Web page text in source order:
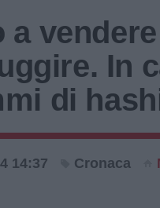
a
In
di
14:37 Cronaca